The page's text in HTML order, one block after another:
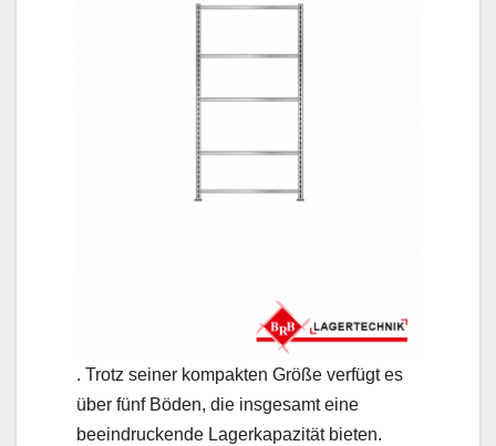
. Trotz seiner kompakten Größe verfügt es
über fünf Böden, die insgesamt eine
beeindruckende Lagerkapazität bieten.